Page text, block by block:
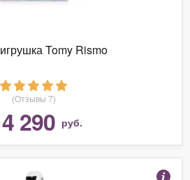
Tomy Rismo
(Отзывы 7)
4 290 руб.